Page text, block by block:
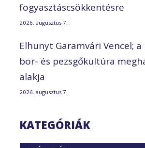
fogyasztáscsökkentésre
2026. augusztus 7.
Elhunyt Garamvári Vencel;
bor- és pezsgőkultúra
alakja
2026. augusztus 7.
KATEGÓRIÁK